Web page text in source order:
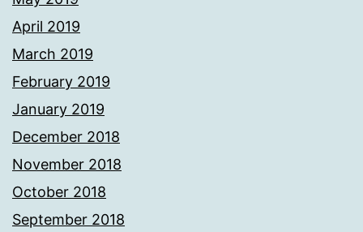
April 2019
March 2019
February 2019
January 2019
December 2018
November 2018
October 2018
September 2018